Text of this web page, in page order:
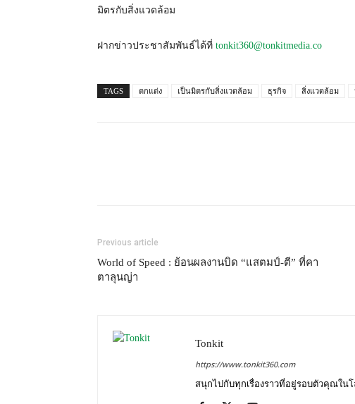
มิตรกับสิ่งแวดล้อม
ฝากข่าวประชาสัมพันธ์ได้ที่ tonkit360@tonkitmedia.co
TAGS ตกแต่ง เป็นมิตรกับสิ่งแวดล้อม ธุรกิจ สิ่งแวดล้อม
Previous article
World of Speed : ย้อนผลงานบิด “แสตมป์-ตี” ที่คา
ตาลุนญ่า
Tonkit
https://www.tonkit360.com
สนุกไปกับทุกเรื่องราวที่อยู่รอบตัวคุณใ